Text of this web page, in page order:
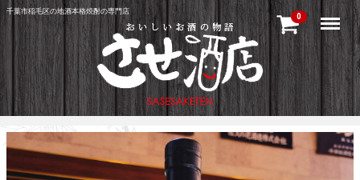
千葉市稲毛区の地酒本格焼酎の専門店
0 Menu